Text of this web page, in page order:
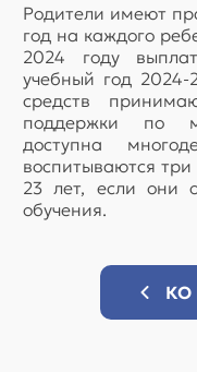
Родители имеют
год на каждого
2024 году
учебный год 2024-
средств
поддержки по
доступна
воспитываются
23 лет, если они
обучения.
КО